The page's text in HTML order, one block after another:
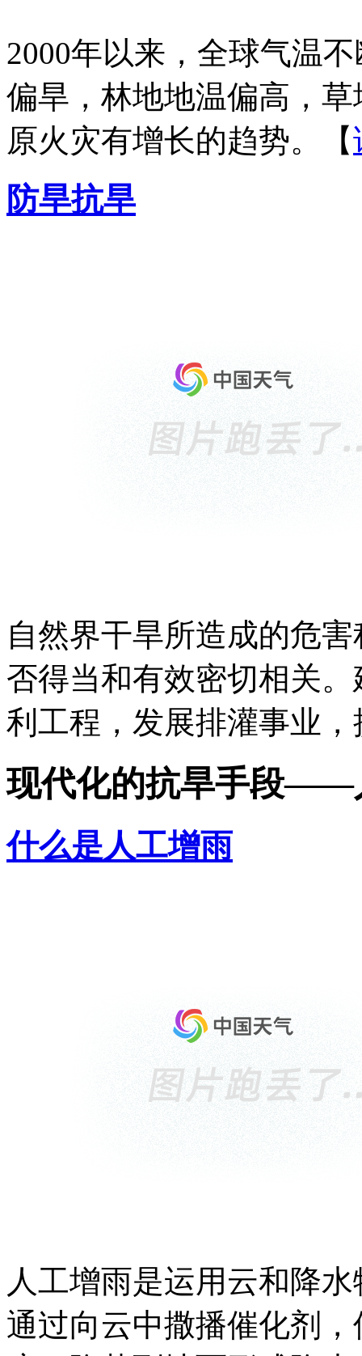
2000年以来，全球气温
偏旱，林地地温偏高，
原火灾有增长的趋势。【
防旱抗旱
自然界干旱所造成的危
否得当和有效密切相关
利工程，发展排灌事业
现代化的抗旱手段——
什么是人工增雨
人工增雨是运用云和降
通过向云中撒播催化剂